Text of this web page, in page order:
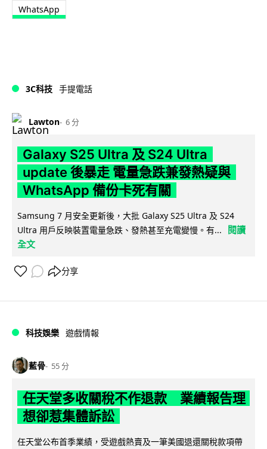
WhatsApp
3C科技 手提電話
Lawton 6 分
Galaxy S25 Ultra 及 S24 Ultra
update 後暴走 電量急跌兼發熱疑與
WhatsApp 備份卡死有關
Samsung 7 月安全更新後，大批 Galaxy S25 Ultra 及 S24
Ultra 用戶反映裝置電量急跌、發熱甚至充電變慢。有...
閱讀
全文
分享
科技娛樂 遊戲情報
藍骨 55 分
任天堂多收關稅不作退款 業績報告理
想卻惹集體訴訟
任天堂公布首季業績，受遊戲熱賣及一筆美國退還關稅款項帶